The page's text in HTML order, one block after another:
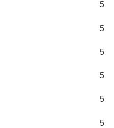
5
5
5
5
5
5